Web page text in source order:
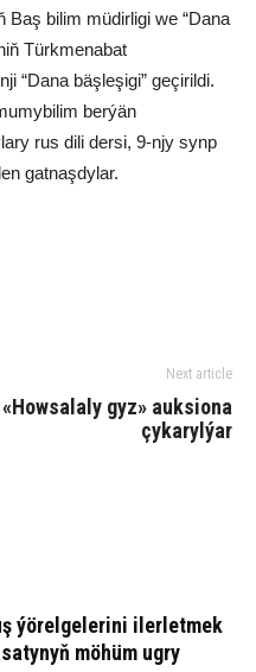
Baş bilim müdirligi we “Dana
Türkmenabat
“Dana bäşleşigi” geçirildi.
berýän
rus dili dersi, 9-njy synp
gatnaşdylar.
Next article
«Howsalaly gyz» auksiona
çykarylýar
ýörelgelerini ilerletmek
möhüm ugry